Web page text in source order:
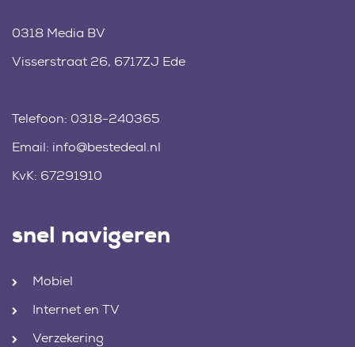
0318 Media BV
Visserstraat 26, 6717ZJ Ede
Telefoon: 0318-240365
Email: info@bestedeal.nl
KvK: 67291910
snel navigeren
Mobiel
Internet en TV
Verzekering